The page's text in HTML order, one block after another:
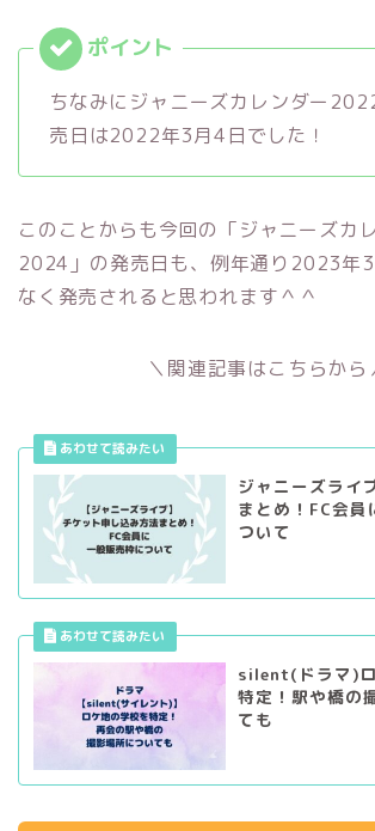
ちなみにジャニーズカレンダー
売日は2022年3月4日でした！
このことからも今回の「ジャニーズカ
2024」の発売日も、例年通り2023年
なく発売されると思われます＾＾
＼関連記事はこちらから
ジャニーズライ
まとめ！FC会員
ついて
silent(ドラマ)
特定！駅や橋の
ても